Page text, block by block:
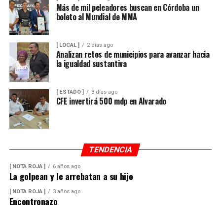
mayor resistencia, lo que permitirá mantener una mejor
operación del sistema y disminuir las afectaciones
derivadas de fallas en la red.
Con esta ampliación, las autoridades municipales buscan
fortalecer la infraestructura hidráulica en las
comunidades rurales y mejorar el acceso al agua potable
para cientos de familias que durante años enfrentaron
un servicio irregular.
Más de mil peleadores buscan en Córdoba un
boleto al Mundial de MMA
[ LOCAL ] 2 días ago
Analizan retos de municipios para avanzar hacia
la igualdad sustantiva
[ ESTADO ] 3 días ago
CFE invertirá 500 mdp en Alvarado
TENDENCIA
[ NOTA ROJA ] 6 años ago
La golpean y le arrebatan a su hijo
[ NOTA ROJA ] 3 años ago
Encontronazo